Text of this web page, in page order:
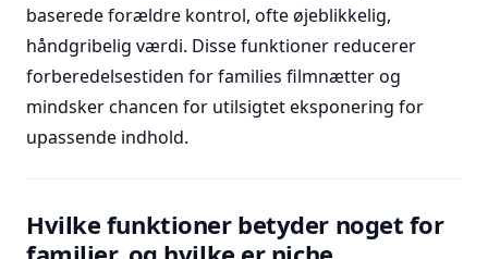
baserede forældre kontrol, ofte øjeblikkelig,
håndgribelig værdi. Disse funktioner reducerer
forberedelsestiden for families filmnætter og
mindsker chancen for utilsigtet eksponering for
upassende indhold.
Hvilke funktioner betyder noget for